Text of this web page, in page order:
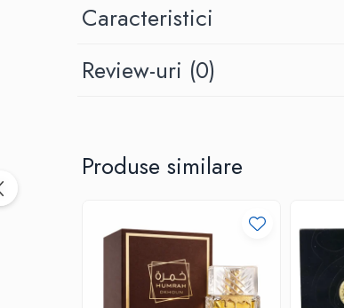
Caracteristici
Review-uri (0)
Produse similare